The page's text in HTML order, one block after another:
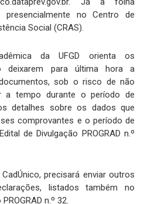
no Centro de
Social (CRAS).
da UFGD orienta os
deixarem para última hora a
sob o risco de não
a tempo durante o período de
detalhes sobre os dados que
comprovantes e o período de
de Divulgação PROGRAD n.º
precisará enviar outros
listados também no
n.º 32.